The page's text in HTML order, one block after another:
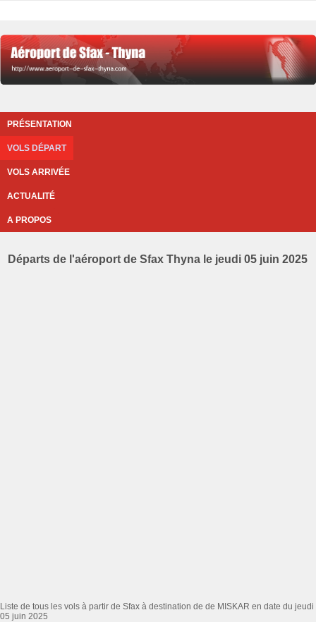
PRÉSENTATION
VOLS DÉPART
VOLS ARRIVÉE
ACTUALITÉ
A PROPOS
Départs de l'aéroport de Sfax Thyna le jeudi 05 juin 2025
Liste de tous les vols à partir de Sfax à destination de de MISKAR en date du jeudi
05 juin 2025